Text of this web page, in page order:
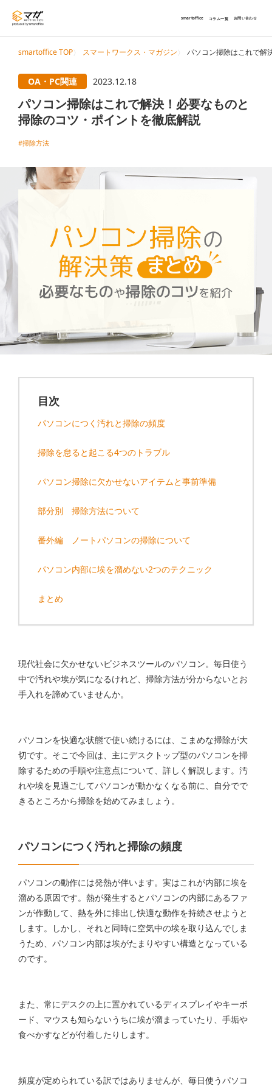
smartoffice コラム一覧 お問い合わせ
smartoffice TOP スマートワークス・マガジン パソコン掃除はこれで解
OA・PC関連 2023.12.18
パソコン掃除はこれで解決！必要なものと
掃除のコツ・ポイントを徹底解説
#掃除方法
目次
パソコンにつく汚れと掃除の頻度
掃除を怠ると起こる4つのトラブル
パソコン掃除に欠かせないアイテムと事前準備
部分別 掃除方法について
番外編 ノートパソコンの掃除について
パソコン内部に埃を溜めない2つのテクニック
まとめ
現代社会に欠かせないビジネスツールのパソコン。毎日使う
中で汚れや埃が気になるけれど、掃除方法が分からないとお
手入れを諦めていませんか。
パソコンを快適な状態で使い続けるには、こまめな掃除が大
切です。そこで今回は、主にデスクトップ型のパソコンを掃
除するための手順や注意点について、詳しく解説します。汚
れや埃を見過ごしてパソコンが動かなくなる前に、自分でで
きるところから掃除を始めてみましょう。
パソコンにつく汚れと掃除の頻度
パソコンの動作には発熱が伴います。実はこれが内部に埃を
溜める原因です。熱が発生するとパソコンの内部にあるファ
ンが作動して、熱を外に排出し快適な動作を持続させようと
します。しかし、それと同時に空気中の埃を取り込んでしま
うため、パソコン内部は埃がたまりやすい構造となっている
のです。
また、常にデスクの上に置かれているディスプレイやキーボ
ード、マウスも知らないうちに埃が溜まっていたり、手垢や
食べかすなどが付着したりします。
頻度が定められている訳ではありませんが、毎日使うパソコ